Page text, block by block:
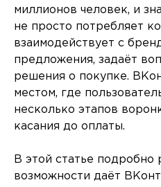
миллионов человек, и
не просто потребляет
взаимодействует с
предложения, задаёт
решения о покупке.
местом, где
несколько этапов
касания до оплаты.
В этой статье подробно
возможности даёт